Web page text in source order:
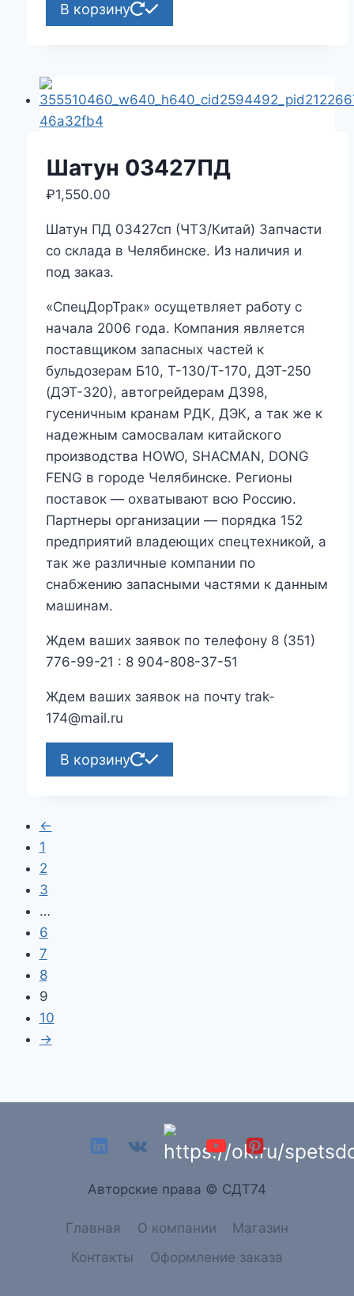
В корзину
Шатун 03427ПД
₽1,550.00
Шатун ПД 03427сп (ЧТЗ/Китай) Запчасти
со склада в Челябинске. Из наличия и
под заказ.
«СпецДорТрак» осущетвляет работу с
начала 2006 года. Компания является
поставщиком запасных частей к
бульдозерам Б10, Т-130/Т-170, ДЭТ-250
(ДЭТ-320), автогрейдерам ДЗ98,
гусеничным кранам РДК, ДЭК, а так же к
надежным самосвалам китайского
производства HOWO, SHACMAN, DONG
FENG в городе Челябинске. Регионы
поставок — охватывают всю Россию.
Партнеры организации — порядка 152
предприятий владеющих спецтехникой, а
так же различные компании по
снабжению запасными частями к данным
машинам.
Ждем ваших заявок по телефону 8 (351)
776-99-21 : 8 904-808-37-51
Ждем ваших заявок на почту trak-
174@mail.ru
В корзину
←
1
2
3
…
6
7
8
9
10
→
Aвторские права © СДТ74
Главная О компании
Магазин
Контакты
Оформление заказа